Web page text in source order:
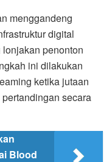
menggandeng
digital
penonton
ini dilakukan
ketika jutaan
secara
Blood